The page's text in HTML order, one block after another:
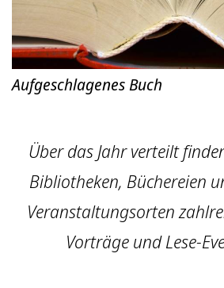
Aufgeschlagenes Buch
Über das Jahr verteilt
Bibliotheken, Büchereien
Veranstaltungsorten
Vorträge und Lese-